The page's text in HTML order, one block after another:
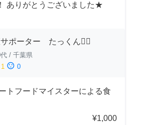
ありがとうございました★
ポーター たっくん🏋️‍♂️
/ 千葉県
1 sentiment_dissatisfied 0
トフードマイスターによる食
¥1,000